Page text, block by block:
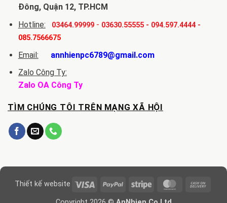
Đông, Quận 12, TP.HCM
Hotline:
03464.99999- 03630.55555- 094.597.4444-
085.7566675
Email:
annhienpc6789@gmail.com
Zalo Công Ty:
Zalo OA Công Ty
TÌM CHÚNG TÔI TRÊN MẠNG XÃ HỘI
Thiết kế website Visa PayPal Stripe MasterCard